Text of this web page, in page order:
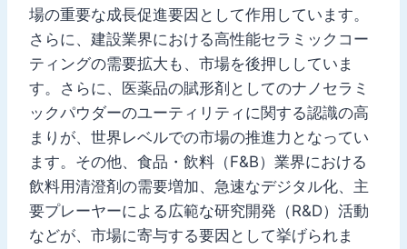
場の重要な成長促進要因として作用しています。
さらに、建設業界における高性能セラミックコー
ティングの需要拡大も、市場を後押ししていま
す。さらに、医薬品の賦形剤としてのナノセラミ
ックパウダーのユーティリティに関する認識の高
まりが、世界レベルでの市場の推進力となってい
ます。その他、食品・飲料（F&B）業界における
飲料用清澄剤の需要増加、急速なデジタル化、主
要プレーヤーによる広範な研究開発（R&D）活動
などが、市場に寄与する要因として挙げられま